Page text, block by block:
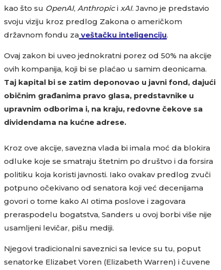
kao što su OpenAI, Anthropici xAI. Javno je predstavio
svoju viziju kroz predlog Zakona o američkom
državnom fondu za veštačku inteligenciju.
Ovaj zakon bi uveo jednokratni porez od 50% na akcije
ovih kompanija, koji bi se plaćao u samim deonicama.
Taj kapital bi se zatim deponovao u javni fond, dajući
običnim građanima pravo glasa, predstavnike u
upravnim odborima i, na kraju, redovne čekove sa
dividendama na kućne adrese.
Kroz ove akcije, savezna vlada bi imala moć da blokira
odluke koje se smatraju štetnim po društvo i da forsira
politiku koja koristi javnosti. Iako ovakav predlog zvuči
potpuno očekivano od senatora koji već decenijama
govori o tome kako AI otima poslove i zagovara
preraspodelu bogatstva, Sanders u ovoj borbi više nije
usamljeni levičar, pišu mediji.
Njegovi tradicionalni saveznici sa levice su tu, poput
senatorke Elizabet Voren (Elizabeth Warren) i čuvene